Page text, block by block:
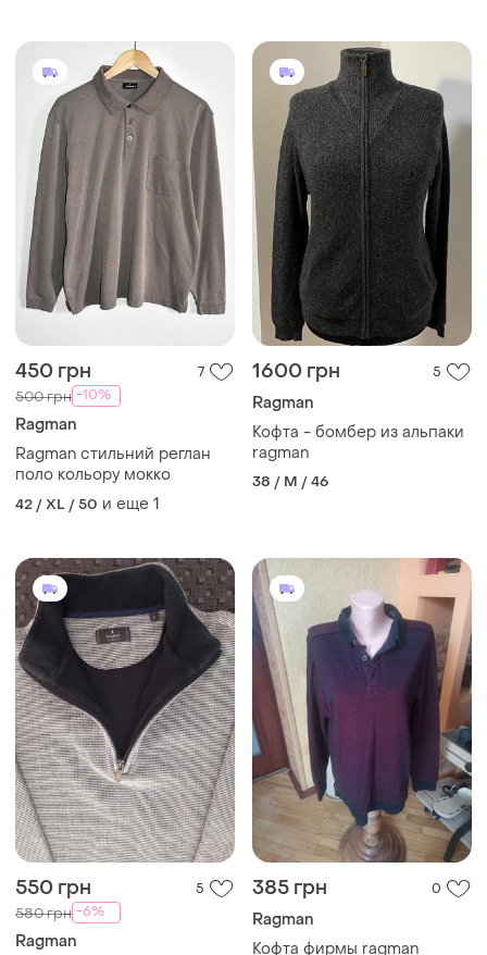
450 грн 7
500 грн -10%
Ragman
Ragman стильний реглан
поло кольору мокко
42 / XL / 50 и еще 1
1600 грн 5
Ragman
Кофта - бомбер из альпаки
ragman
38 / M / 46
550 грн 5
580 грн -6%
Ragman
385 грн 0
Ragman
Кофта фирмы ragman